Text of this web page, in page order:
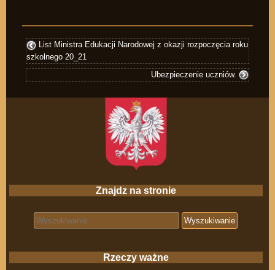
List Ministra Edukacji Narodowej z okazji rozpoczęcia roku
szkolnego 20_21
Ubezpieczenie uczniów.
Znajdz na stronie
Search for:
Rzeczy ważne